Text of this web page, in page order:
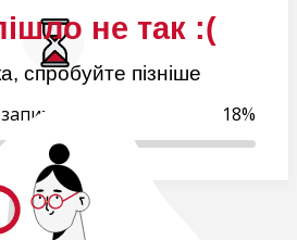
не так :(
спробуйте пізніше
18%